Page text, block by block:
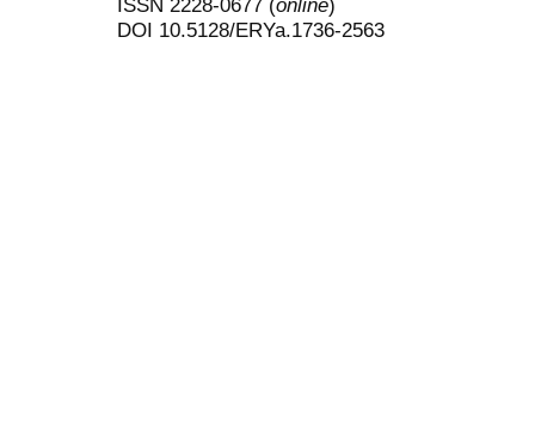
DOI 10.5128/ERYa.1736-2563